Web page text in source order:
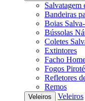
Salvatagem
Bandeiras
Boias
Bússolas
Coletes
Extintores
Facho
Fogos
Refletores
Remos
Veleiros
Veleiros